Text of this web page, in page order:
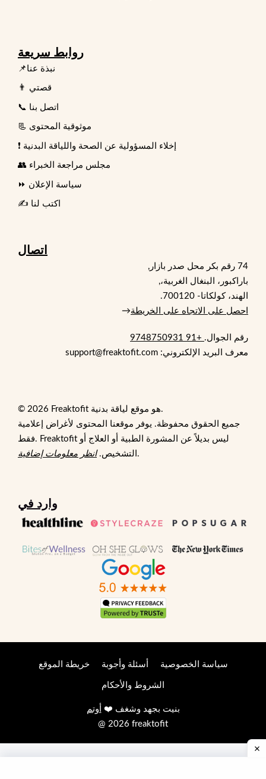
روابط سريعة
📌نبذة عنا
👨 قصتي
📞 اتصل بنا
📃 موثوقية المحتوى
❗ إخلاء المسؤولية عن الصحة واللياقة البدنية
👥 مجلس مراجعة الخبراء
⏩ سياسة الإعلان
✍️ اكتب لنا
اتصال
74 رقم بكر محل صدر بازار,
باراكبور، البنغال الغربية،,
الهند، كولكاتا- 700120.
احصل على الاتجاه على الخريطة→
رقم الجوال. +91 9748750931
معرف البريد الإلكتروني: support@freaktofit.com
© 2026 Freaktofit هو موقع لياقة بدنية.
جميع الحقوق محفوظة. يوفر موقعنا المحتوى لأغراض إعلامية
فقط. Freaktofit ليس بديلاً عن المشورة الطبية أو العلاج أو
التشخيص.انظر معلومات إضافية .
وارد في
خريطة الموقع أسئلة وأجوبة سياسة الخصوصية
الشروط والأحكام
بنيت بجهد وشغف ❤️ أوتم
@ 2026 freaktofit